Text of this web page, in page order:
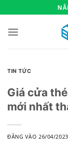
qua
nội
TIN TỨC
Giá cửa
mới nhất
ĐĂNG VÀO 26/04/2023